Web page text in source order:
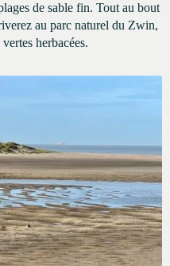
de sable fin. Tout au bout
au parc naturel du Zwin,
herbacées.